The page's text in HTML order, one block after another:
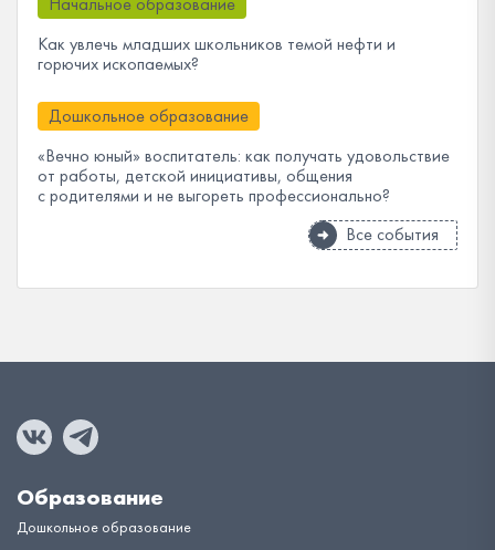
Как увлечь младших школьников темой нефти и
горючих ископаемых?
Дошкольное образование
«Вечно юный» воспитатель: как получать удовольствие
от работы, детской инициативы, общения
с родителями и не выгореть профессионально?
Все события
Образование
Дошкольное образование